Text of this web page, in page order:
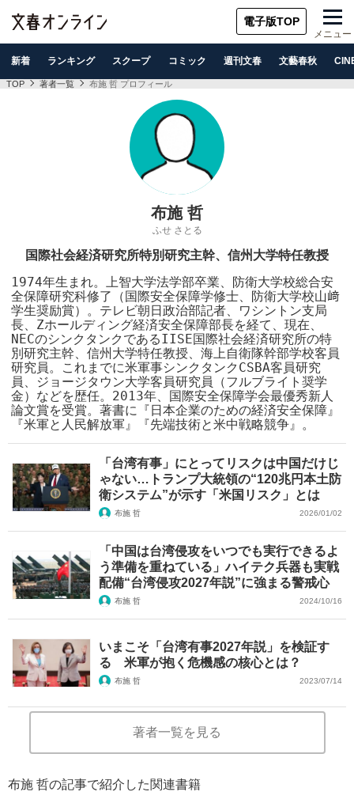
電子版TOP
メニュー
新着 ランキング スクープ コミック 週刊文春 文藝春秋
TOP 著者一覧 布施 哲 プロフィール
布施 哲
ふせ さとる
国際社会経済研究所特別研究主幹、信州大学特任教授
1974年生まれ。上智大学法学部卒業、防衛大学校総合安
全保障研究科修了（国際安全保障学修士、防衛大学校山﨑
学生奨励賞）。テレビ朝日政治部記者、ワシントン支局
長、Zホールディング経済安全保障部長を経て、現在、
NECのシンクタンクであるIISE国際社会経済研究所の特
別研究主幹、信州大学特任教授、海上自衛隊幹部学校客員
研究員。これまでに米軍事シンクタンクCSBA客員研究
員、ジョージタウン大学客員研究員（フルブライト奨学
金）などを歴任。2013年、国際安全保障学会最優秀新人
論文賞を受賞。著書に『日本企業のための経済安全保障』
『米軍と人民解放軍』『先端技術と米中戦略競争』。
「台湾有事」にとってリスクは中国だけじ
ゃない…トランプ大統領の“120兆円本土防
衛システム”が示す「米国リスク」とは
布施 哲 2026/01/02
「中国は台湾侵攻をいつでも実行できるよ
う準備を重ねている」ハイテク兵器も実戦
配備“台湾侵攻2027年説”に強まる警戒心
布施 哲 2024/10/16
いまこそ「台湾有事2027年説」を検証す
る 米軍が抱く危機感の核心とは？
布施 哲 2023/07/14
著者一覧を見る
布施 哲の記事で紹介した関連書籍